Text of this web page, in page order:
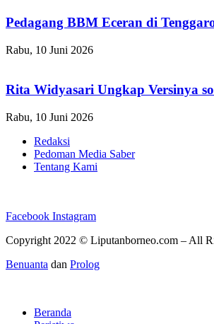
Pedagang BBM Eceran di
Rabu, 10 Juni 2026
Rita Widyasari Ungkap Versinya
Rabu, 10 Juni 2026
Redaksi
Pedoman Media Saber
Tentang Kami
Facebook Instagram
Copyright 2022 © Liputanborneo.com – All
Benuanta dan Prolog
Beranda